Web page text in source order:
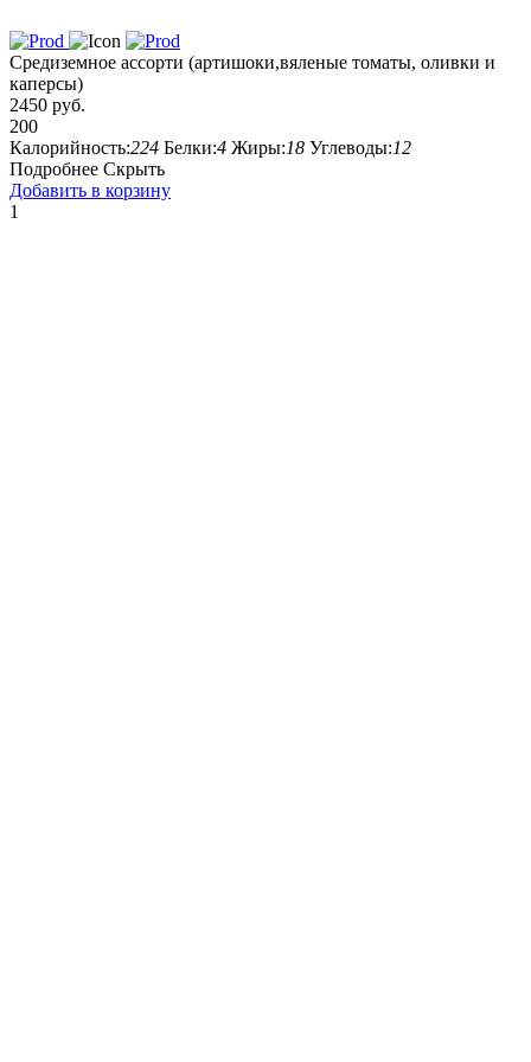
Средиземное ассорти (артишоки,вяленые томаты, оливки и
каперсы)
2450 руб.
200
Калорийность:224 Белки:4 Жиры:18 Углеводы:12
Подробнее Скрыть
Добавить в корзину
1